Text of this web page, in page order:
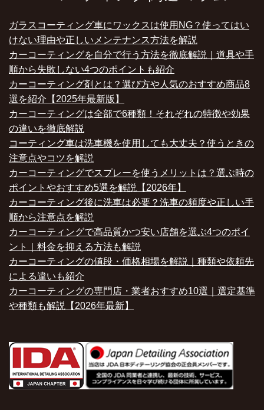
ガラスコーティング車にワックスは使用NG？使ってはい
けない理由や正しいメンテナンス方法を解説
カーコーティングを自分で行う方法を徹底解説｜道具や手
順から失敗しない4つのポイントも紹介
カーコーティング剤とは？選び方や人気のおすすめ商品8
選を紹介【2025年最新版】
カーコーティングは全部で6種類！それぞれの特徴や効果
の違いを徹底解説
コーティング車は洗車機を使用しても大丈夫？使うときの
注意点やコツを解説
カーコーティングでスプレーを使うメリットは？選ぶ時の
ポイントやおすすめ5選を解説【2026年】
カーコーティング後に洗車は必要？洗車の頻度や正しい手
順から注意点を解説
カーコーティングで高品質かつ安い店舗を選ぶ4つのポイ
ント｜料金を抑える方法も解説
カーコーティングの値段・価格相場を解説｜種類や依頼先
による違いも紹介
カーコーティングの専門店・業者おすすめ10選｜選定基準
や種類も解説【2026年最新】